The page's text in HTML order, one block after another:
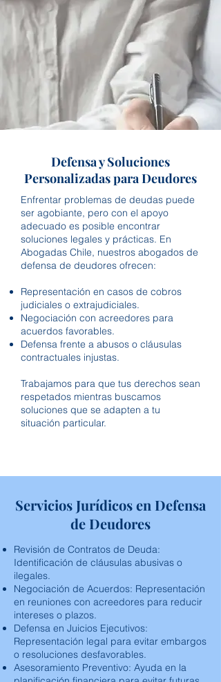
Defensa y Soluciones
Personalizadas para Deudores
Enfrentar problemas de deudas puede
ser agobiante, pero con el apoyo
adecuado es posible encontrar
soluciones legales y prácticas. En
Abogadas Chile, nuestros abogados de
defensa de deudores ofrecen:
Representación en casos de cobros
judiciales o extrajudiciales.
Negociación con acreedores para
acuerdos favorables.
Defensa frente a abusos o cláusulas
contractuales injustas.
Trabajamos para que tus derechos sean
respetados mientras buscamos
soluciones que se adapten a tu
situación particular.
Servicios Jurídicos en Defensa
de Deudores
Revisión de Contratos de Deuda:
Identificación de cláusulas abusivas o
ilegales.
Negociación de Acuerdos: Representación
en reuniones con acreedores para reducir
intereses o plazos.
Defensa en Juicios Ejecutivos:
Representación legal para evitar embargos
o resoluciones desfavorables.
Asesoramiento Preventivo: Ayuda en la